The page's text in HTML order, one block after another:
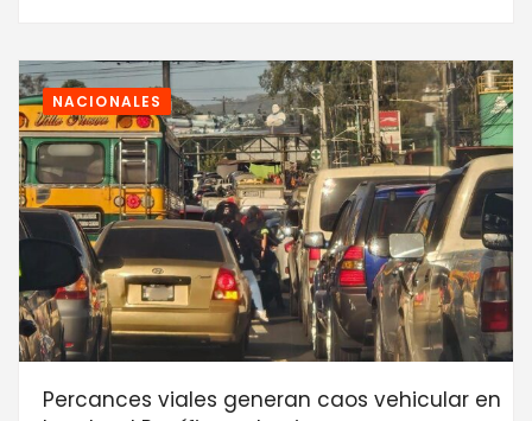
NACIONALES
Percances viales generan caos vehicular en